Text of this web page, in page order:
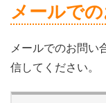
メールで
メールでのお問い
信してください。